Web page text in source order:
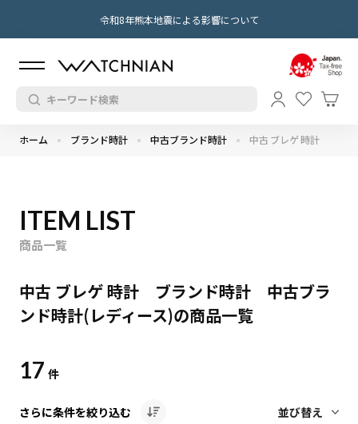
令和8年熊本地震による影響について
ホーム ブランド時計 中古ブランド時計 中古 ブレゲ 時計
ITEM LIST
商品一覧
中古 ブレゲ 時計 ブランド時計 中古ブラ
ンド時計(レディース)の商品一覧
17 件
さらに条件を絞り込む